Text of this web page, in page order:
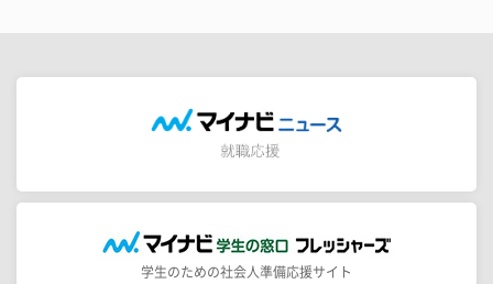
学生のための社会人準備応援サイト